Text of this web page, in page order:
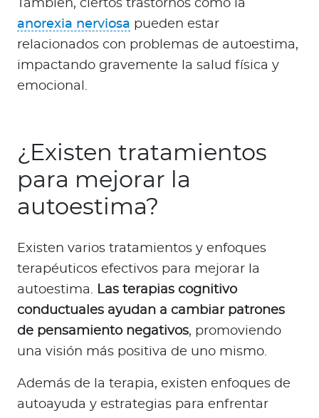
También, ciertos trastornos como la
anorexia nerviosa pueden estar
relacionados con problemas de autoestima,
impactando gravemente la salud física y
emocional.
¿Existen tratamientos
para mejorar la
autoestima?
Existen varios tratamientos y enfoques
terapéuticos efectivos para mejorar la
autoestima. Las terapias cognitivo
conductuales ayudan a cambiar patrones
de pensamiento negativos, promoviendo
una visión más positiva de uno mismo.
Además de la terapia, existen enfoques de
autoayuda y estrategias para enfrentar